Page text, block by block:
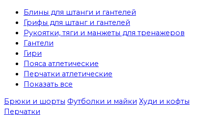
Блины для штанги и гантелей
Грифы для штанг и гантелей
Рукоятки, тяги и манжеты для тренажеров
Гантели
Гири
Пояса атлетические
Перчатки атлетические
Показать все
Брюки и шорты Футболки и майки Худи и кофты
Перчатки